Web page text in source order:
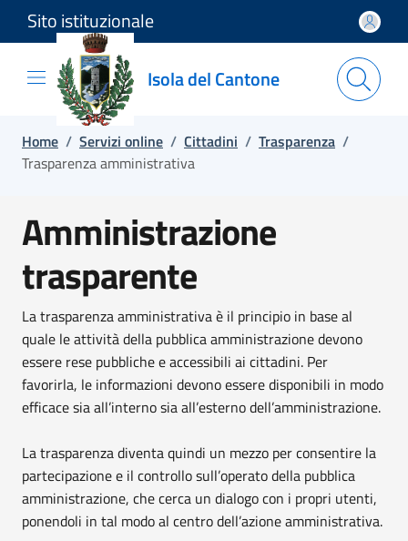
Salta e vai al contenuto
Salta e vai al footer
Sito istituzionale
Isola del Cantone
Home / Servizi online / Cittadini / Trasparenza /
Trasparenza amministrativa
Amministrazione
trasparente
La trasparenza amministrativa è il principio in base al
quale le attività della pubblica amministrazione devono
essere rese pubbliche e accessibili ai cittadini. Per
favorirla, le informazioni devono essere disponibili in modo
efficace sia all’interno sia all’esterno dell’amministrazione.
La trasparenza diventa quindi un mezzo per consentire la
partecipazione e il controllo sull’operato della pubblica
amministrazione, che cerca un dialogo con i propri utenti,
ponendoli in tal modo al centro dell’azione amministrativa.